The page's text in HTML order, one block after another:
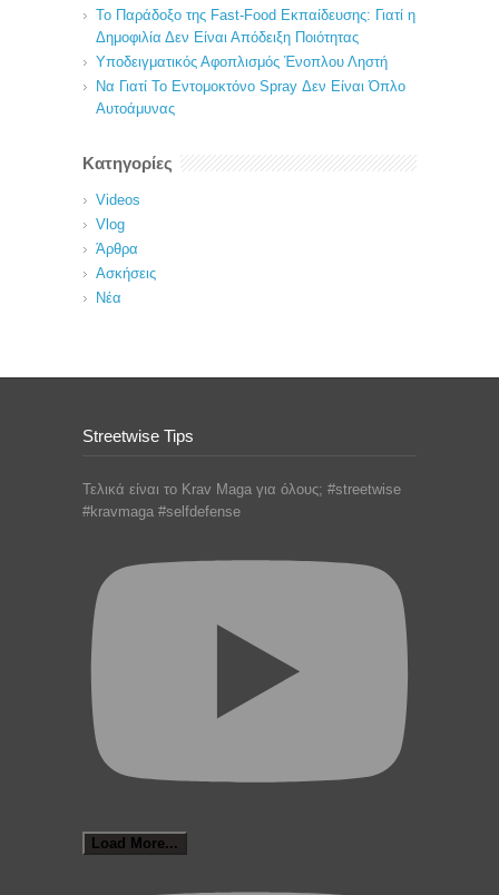
Το Παράδοξο της Fast-Food Εκπαίδευσης: Γιατί η
Δημοφιλία Δεν Είναι Απόδειξη Ποιότητας
Υποδειγματικός Αφοπλισμός Ένοπλου Ληστή
Να Γιατί Το Εντομοκτόνο Spray Δεν Είναι Όπλο
Αυτοάμυνας
Κατηγορίες
Videos
Vlog
Άρθρα
Ασκήσεις
Νέα
Streetwise Tips
Τελικά είναι το Krav Maga για όλους; #streetwise
#kravmaga #selfdefense
Load More...